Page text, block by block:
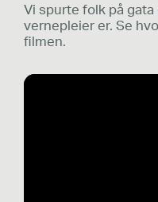
Vi spurte folk på gata
vernepleier er. Se
filmen.